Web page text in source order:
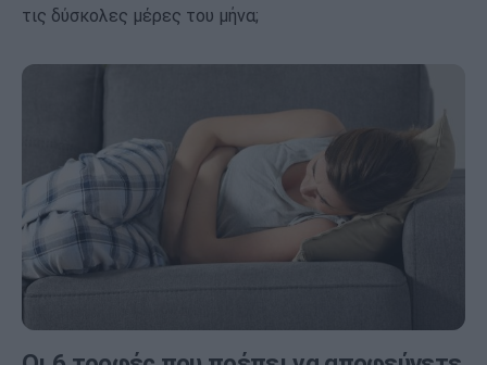
τις δύσκολες μέρες του μήνα;